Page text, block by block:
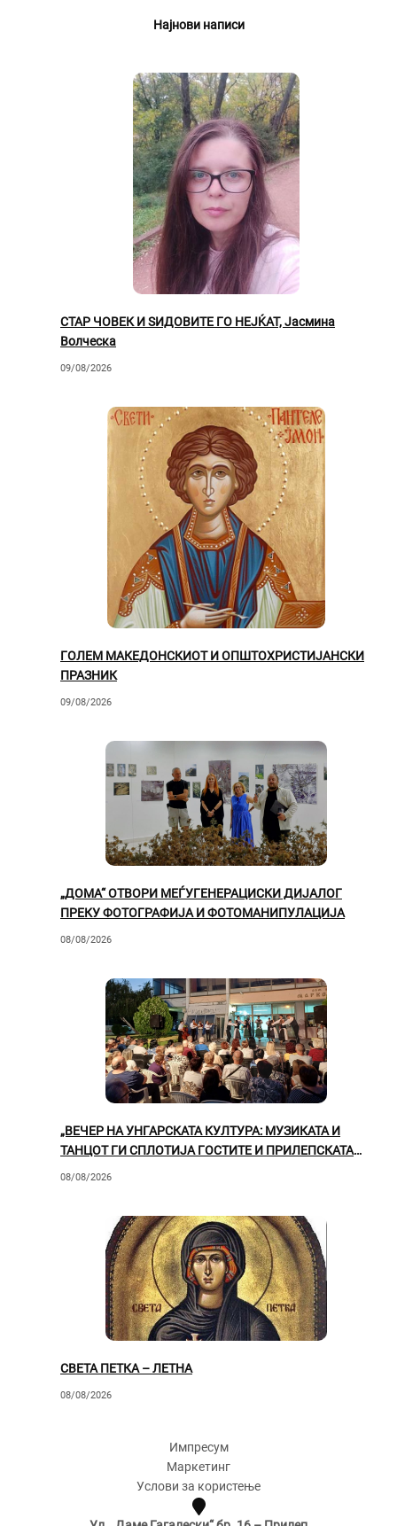
Најнови написи
СТАР ЧОВЕК И ЅИДОВИТЕ ГО НЕЈЌАТ, Јасмина
Волческа
09/08/2026
ГОЛЕМ МАКЕДОНСКИОТ И ОПШТОХРИСТИЈАНСКИ
ПРАЗНИК
09/08/2026
„ДОМА“ ОТВОРИ МЕЃУГЕНЕРАЦИСКИ ДИЈАЛОГ
ПРЕКУ ФОТОГРАФИЈА И ФОТОМАНИПУЛАЦИЈА
08/08/2026
„ВЕЧЕР НА УНГАРСКАТА КУЛТУРА: МУЗИКАТА И
ТАНЦОТ ГИ СПЛОТИЈА ГОСТИТЕ И ПРИЛЕПСКАТА
08/08/2026
СВЕТА ПЕТКА – ЛЕТНА
08/08/2026
Импресум
Маркетинг
Услови за користење